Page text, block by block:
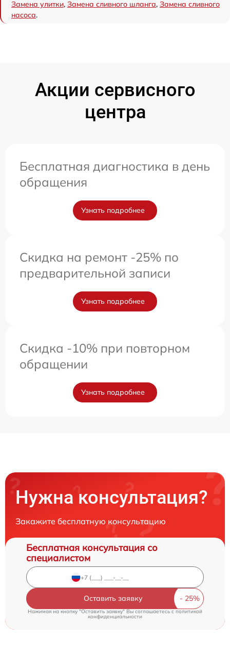
Замена улитки, Замена сливного шланга, Замена сливного
насоса.
Акции сервисного
центра
Бесплатная диагностика в день
обращения
Узнать подробнее
Скидка на ремонт -25% по
предварительной записи
Узнать подробнее
Скидка -10% при повторном
обращении
Узнать подробнее
Нужна консультация?
Закажите бесплатную консультацию
Бесплатная консультация со
специалистом
Оставить заявку
Нажимая на кнопку "Оставить заявку" Вы соглашаетесь cполитикой
конфиденциальности